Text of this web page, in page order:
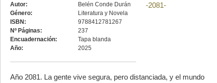
Autor:
Belén Conde Durán
Género:
Literatura y Novela
ISBN:
9788412781267
Nº Páginas:
237
Encuadernación:
Tapa blanda
Año:
2025
Año 2081. La gente vive segura, pero distanciada, y el mundo